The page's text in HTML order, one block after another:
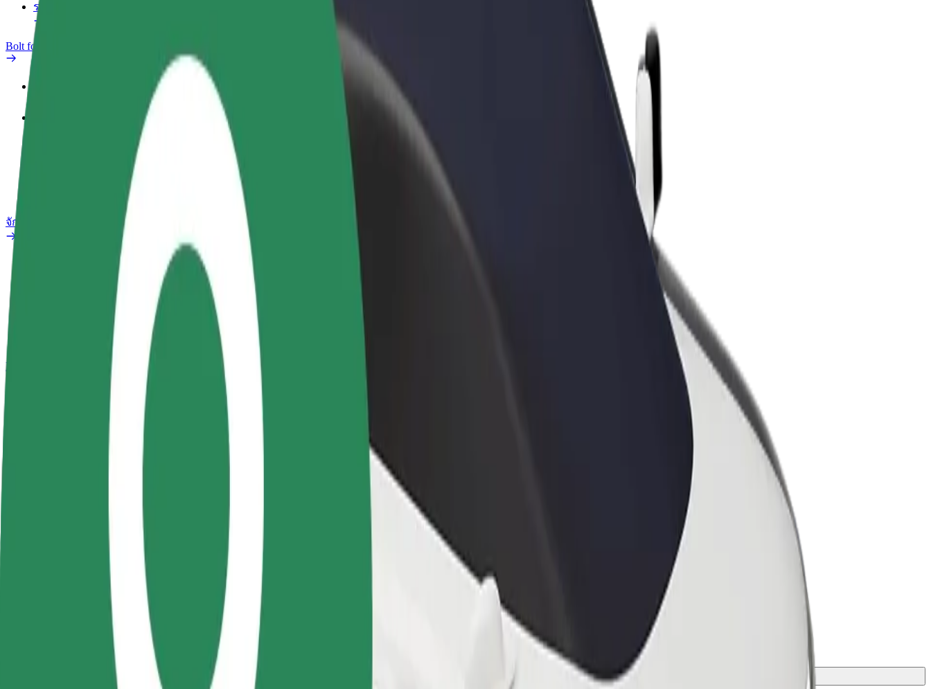
รายงานรถ
Bolt for Business
Bolt Food สำหรับองค์กร
จักรยานไฟฟ้า
ห้องแล็บความปลอดภัย
Bolt Plus
สร้างรายได้ในแบบ
สมัครเป็นคนส่งพัสดุ
ส่งอาหารและรับรายได้
ทุกสัปดาห์
ลูกค้ามากขึ้น
ลงทะเบียนเป็นเจ้าของฟลีท
เพิ่มรายได้ด้วยการเพิ่มฟลีทของ
คุณใน Bolt
ผลิตภัณฑ์และบริการของ Bolt ที่มีการขยายขนาด
วิธีเดินทางจาก Brașov railway station ไปยัง Livada Poștei
กำลังมองหาวิธีที่ดีที่สุดในการเดินทางจาก Brașov railway station ไปยัง Livada Poștei อยู่ใช่ไหม มาดูบริการของเราและค้นหาเส้นทางที่ดีที่สุดสำหรับการเดินทางของคุณ